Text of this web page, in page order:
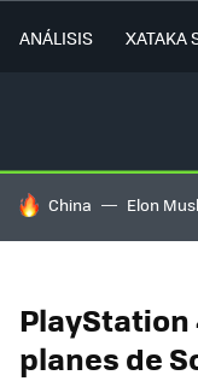
ANÁLISIS XATAKA
HOY SE HABLA DE
China Elon
PlayStation
planes de